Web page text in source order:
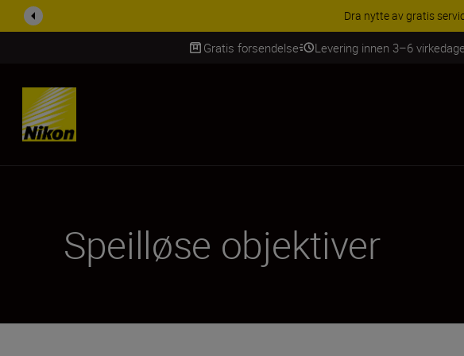
ACCESSORY SAVINGS | Få 15
Gratis forsendelse Levering innen 3–6
Skip Content
Speilløse objektiver